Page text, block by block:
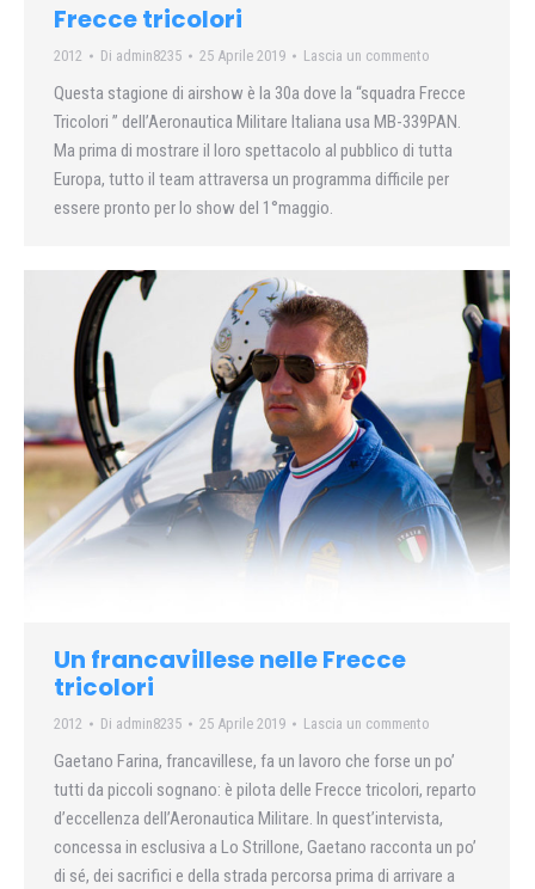
Frecce tricolori
2012 Di admin8235 25 Aprile 2019 Lascia un commento
Questa stagione di airshow è la 30a dove la “squadra Frecce
Tricolori ” dell’Aeronautica Militare Italiana usa MB-339PAN.
Ma prima di mostrare il loro spettacolo al pubblico di tutta
Europa, tutto il team attraversa un programma difficile per
essere pronto per lo show del 1°maggio.
Un francavillese nelle Frecce
tricolori
2012 Di admin8235 25 Aprile 2019 Lascia un commento
Gaetano Farina, francavillese, fa un lavoro che forse un po’
tutti da piccoli sognano: è pilota delle Frecce tricolori, reparto
d’eccellenza dell’Aeronautica Militare. In quest’intervista,
concessa in esclusiva a Lo Strillone, Gaetano racconta un po’
di sé, dei sacrifici e della strada percorsa prima di arrivare a